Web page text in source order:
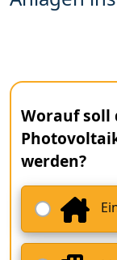
Worauf soll
werden?